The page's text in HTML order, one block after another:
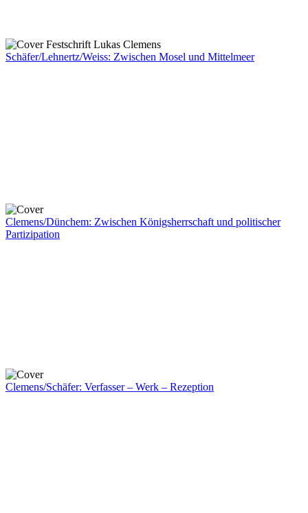
Schäfer/Lehnertz/Weiss: Zwischen Mosel und Mittelmeer
Clemens/Dünchem: Zwischen Königsherrschaft und politischer
Partizipation
Clemens/Schäfer: Verfasser – Werk – Rezeption